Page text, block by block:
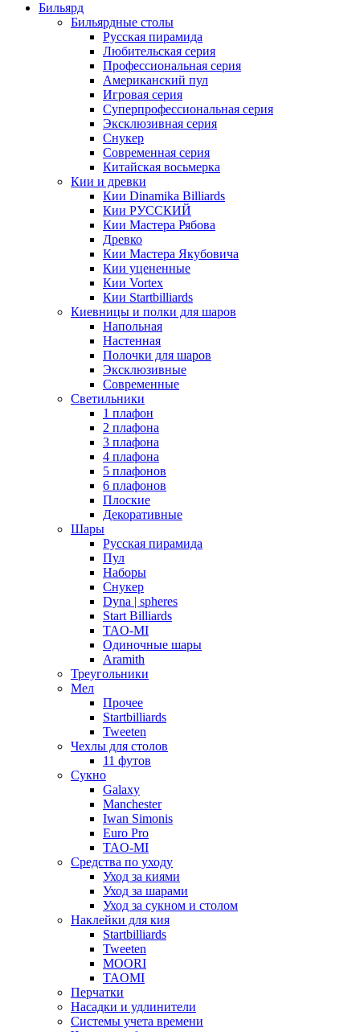
Бильярд
Бильярдные столы
Русская пирамида
Любительская серия
Профессиональная серия
Американский пул
Игровая серия
Суперпрофессиональная серия
Эксклюзивная серия
Снукер
Современная серия
Китайская восьмерка
Кии и древки
Кии Dinamika Billiards
Кии РУССКИЙ
Кии Мастера Рябова
Древко
Кии Мастера Якубовича
Кии уцененные
Кии Vortex
Кии Startbilliards
Киевницы и полки для шаров
Напольная
Настенная
Полочки для шаров
Эксклюзивные
Современные
Светильники
1 плафон
2 плафона
3 плафона
4 плафона
5 плафонов
6 плафонов
Плоские
Декоративные
Шары
Русская пирамида
Пул
Наборы
Снукер
Dyna | spheres
Start Billiards
TAO-MI
Одиночные шары
Aramith
Треугольники
Мел
Прочее
Startbilliards
Tweeten
Чехлы для столов
11 футов
Сукно
Galaxy
Manchester
Iwan Simonis
Euro Pro
TAO-MI
Средства по уходу
Уход за киями
Уход за шарами
Уход за сукном и столом
Наклейки для кия
Startbilliards
Tweeten
MOORI
TAOMI
Перчатки
Насадки и удлинители
Системы учета времени